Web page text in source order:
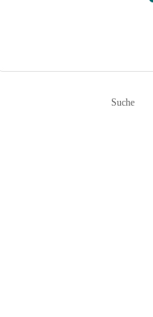
Suche